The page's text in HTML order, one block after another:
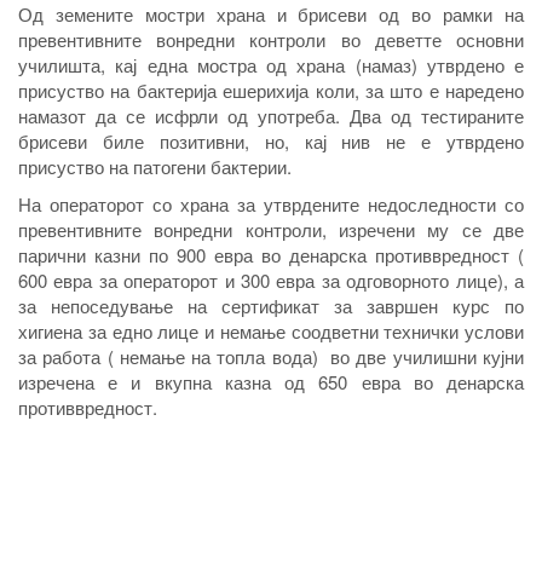
Од земените мостри храна и брисеви од во рамки на
превентивните вонредни контроли во деветте основни
училишта, кај една мостра од храна (намаз) утврдено е
присуство на бактерија ешерихија коли, за што е наредено
намазот да се исфрли од употреба. Два од тестираните
брисеви биле позитивни, но, кај нив не е утврдено
присуство на патогени бактерии.
На операторот со храна за утврдените недоследности со
превентивните вонредни контроли, изречени му се две
парични казни по 900 евра во денарска противвредност (
600 евра за операторот и 300 евра за одговорното лице), а
за непоседување на сертификат за завршен курс по
хигиена за едно лице и немање соодветни технички услови
за работа ( немање на топла вода) во две училишни кујни
изречена е и вкупна казна од 650 евра во денарска
противвредност.